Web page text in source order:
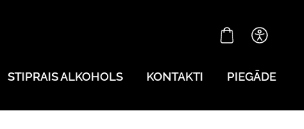
STIPRAIS ALKOHOLS KONTAKTI PIEGĀDE